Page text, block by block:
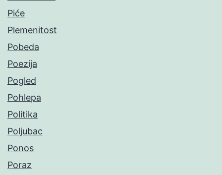
Piće
Plemenitost
Pobeda
Poezija
Pogled
Pohlepa
Politika
Poljubac
Ponos
Poraz